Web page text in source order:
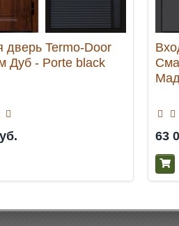
дверь Termo-Door
Дуб - Porte black
63